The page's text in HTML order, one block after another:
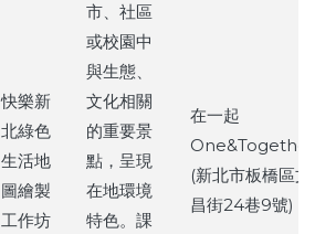
快樂新
北綠色
生活地
圖繪製
工作坊
市、社區
或校園中
與生態、
文化相關
的重要景
點，呈現
在地環境
特色。課
在一起
One&Together
(新北市板橋區文
昌街24巷9號)